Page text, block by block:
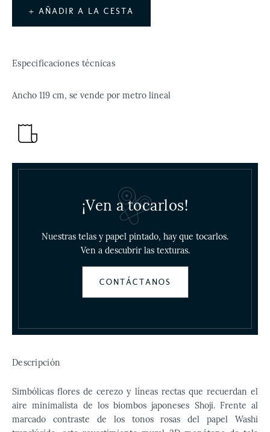
+ AÑADIR A LA CESTA
Especificaciones técnicas
Ancho 119 cm, se vende por metro lineal
¡Ven a tocarlos!
Nuestras telas y papel pintado, hay que tocarlos.
Ven a descubrir las texturas.
CONTÁCTANOS
Descripción
Simbólicas flores de cerezo y líneas rectas que recuerdan el
aire minimalista de los biombos japoneses Shoji. Frente al
marcado contraste de los tonos rosas del papel Washi